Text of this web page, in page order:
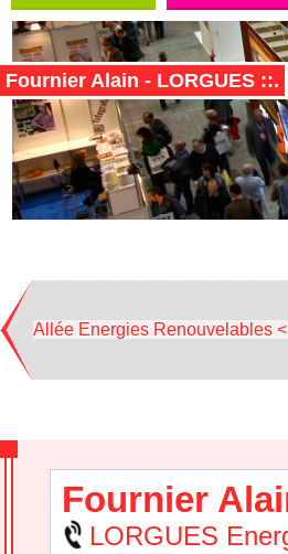
Fournier Alain - LORGUES ::.
Allée Energies Renouvelables
Fournier
LORGUES